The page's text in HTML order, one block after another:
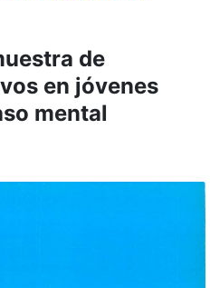
de
en jóvenes
mental